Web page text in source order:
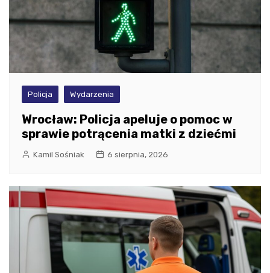
Policja Wydarzenia
Wrocław: Policja apeluje o pomoc w
sprawie potrącenia matki z dziećmi
Kamil Sośniak 6 sierpnia, 2026